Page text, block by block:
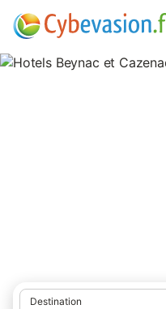
Destination